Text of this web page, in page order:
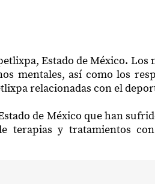
Estado de México. Los
mentales, así como los
relacionadas con el
de México que han
terapias y tratamientos